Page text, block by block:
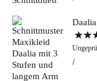
5.00